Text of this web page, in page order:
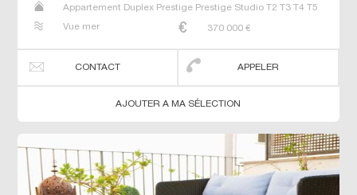
Appartement Duplex Prestige Prestige Studio T2 T3 T4 T5
Vue mer
370 000 €
CONTACT APPELER
AJOUTER A MA SÉLECTION